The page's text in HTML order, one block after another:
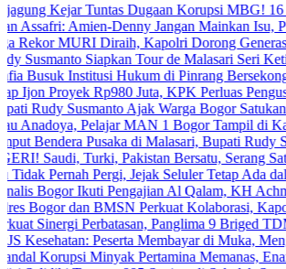
Tuntas Dugaan Korupsi MBG! 16 Saksi
Amien-Denny Jangan Mainkan Isu, Prabowo
Diraih, Kapolri Dorong Generasi Muda
Siapkan Tour de Malasari Seri Ketiga,
Institusi Hukum di Pinrang Bersekongkol
Rp980 Juta, KPK Perluas Pengusutan di
Susmanto Ajak Warga Bogor Satukan
Pelajar MAN 1 Bogor Tampil di Kategori
Pusaka di Malasari, Bupati Rudy Susmanto
Turki, Pakistan Bersatu, Serang Satu Hadapi
Pergi, Jejak Seluler Tetap Ada dalam
Ikuti Pengajian Al Qalam, KH Achmad
dan BMSN Perkuat Kolaborasi, Kapolres
Perbatasan, Panglima 9 Briged TDM
Peserta Membayar di Muka, Mengapa
Minyak Pertamina Memanas, Enam